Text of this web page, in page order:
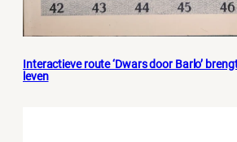
Interactieve route ‘Dwars door Barlo’
leven